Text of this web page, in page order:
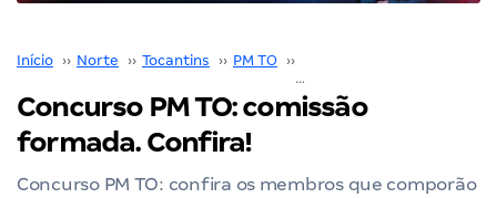
Início ›› Norte ›› Tocantins ›› PM TO ››
Concurso PM TO: comissão
formada. Confira!
Concurso PM TO: confira os membros que comporão